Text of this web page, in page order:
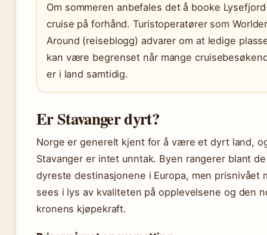
Om sommeren anbefales det å booke
cruise på forhånd. Turistoperatører som
Around (reiseblogg) advarer om at ledige
kan være begrenset når mange
er i land samtidig.
Er Stavanger dyrt?
Norge er generelt kjent for å være et dyrt land,
Stavanger er intet unntak. Byen rangerer blant de
dyreste destinasjonene i Europa, men prisnivået
sees i lys av kvaliteten på opplevelsene og den
kronens kjøpekraft.